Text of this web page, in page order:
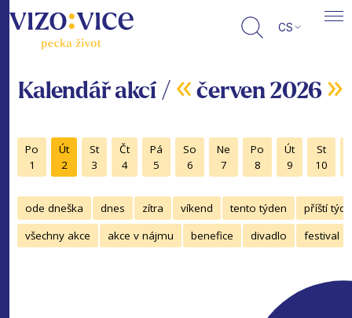
CS
Kalendář akcí / « červen 2026 »
Po
1
Út
2
St
3
Čt
4
Pá
5
So
6
Ne
7
Po
8
Út
9
St
10
ode dneška dnes zítra víkend tento týden
příští
všechny akce
akce v nájmu benefice divadlo festival